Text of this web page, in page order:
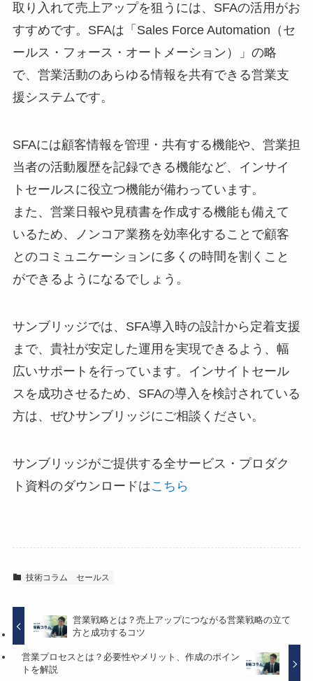
取り入れて売上アップを狙うには、SFAの活用がお
すすめです。SFAは「Sales Force Automation（セ
ールス・フォース・オートメーション）」の略
で、営業活動のあらゆる情報を共有できる営業支
援システムです。
SFAには顧客情報を管理・共有する機能や、営業担
当者の活動履歴を記録できる機能など、インサイ
トセールスに役立つ機能が備わっています。
また、営業日報や見積書を作成する機能も備えて
いるため、ノンコア業務を効率化することで顧客
とのコミュニケーションに多くの時間を割くこと
ができるようになるでしょう。
サンブリッジでは、SFA導入時の設計から定着支援
まで、貴社が安定した運用を実現できるよう、幅
広いサポートを行っています。インサイトセール
スを成功させるため、SFAの導入を検討されている
方は、ぜひサンブリッジにご相談ください。
サンブリッジがご提供する全サービス・プロダク
ト資料のダウンロードはこちら
技術コラム セールス
営業戦略とは？売上アップにつながる営業戦略の立て
方と成功するコツ
営業プロセスとは？必要性やメリット、作成のポイン
トを解説